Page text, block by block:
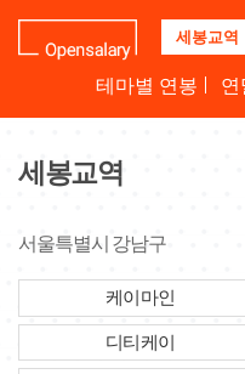
업
명
테마별 연봉 연
세봉교역
서울특별시 강남구
케이마인
디티케이